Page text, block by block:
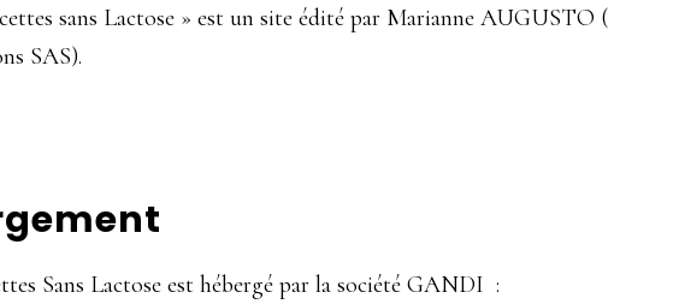
sans Lactose » est un site édité par Marianne AUGUSTO (
SAS).
Sans Lactose est hébergé par la société GANDI :